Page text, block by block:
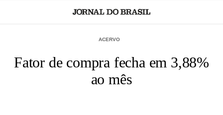
ACERVO
Fator de compra fecha em 3,88%
ao mês